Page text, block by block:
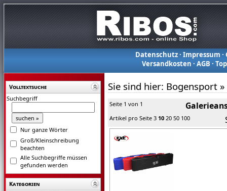
Datenschutz· Impressum ·
Versandkosten ·AGB ·
Volltextsuche
Suchbegriff
Nur ganze Wörter
Groß/Kleinschreibung
beachten
Alle Suchbegriffe müssen
gefunden werden
Kategorien
Sie sind hier: Bogensport »
Seite 1 von 1
Artikel pro Seite 3 10 20 50 100